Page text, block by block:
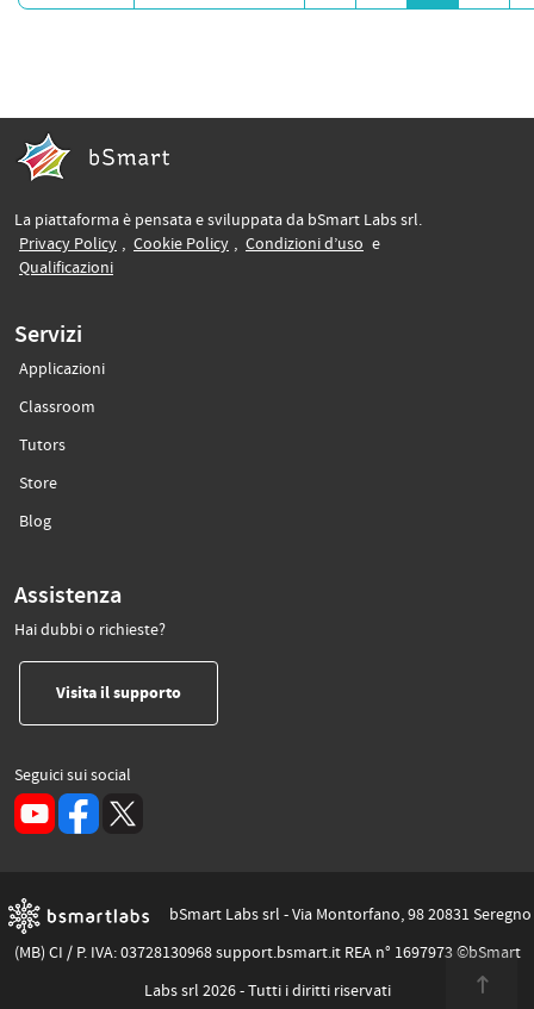
La piattaforma è pensata e sviluppata da bSmart Labs srl.
Privacy Policy(si apre in un’altra scheda)
, Cookie Policy(si apre in un’altra scheda)
, Condizioni d’uso (si apre in un’altra
e
Qualificazioni(si apre in un’altra scheda)
Servizi
Applicazioni
Classroom
Tutors(si apre in un’altra scheda)
Store(si apre in un’altra scheda)
Blog(si apre in un’altra scheda)
Assistenza
Hai dubbi o richieste?
Visita il supporto(si apre in un’altra scheda)
Seguici sui social
(si apre in un’altra scheda)
bSmart Labs srl - Via Montorfano, 98 20831 Seregno
(MB) CI / P. IVA: 03728130968 support.bsmart.it REA n° 1697973 ©bSmart
Labs srl 2026 - Tutti i diritti riservati